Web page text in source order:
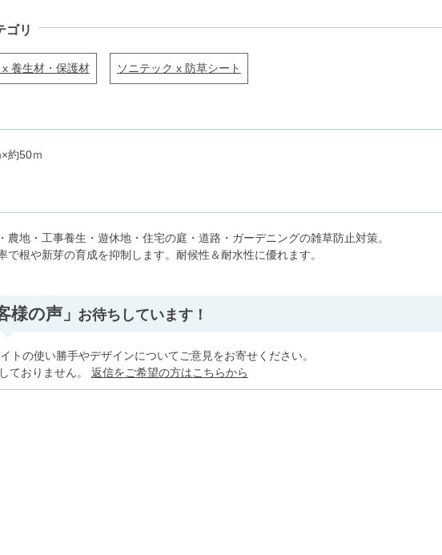
ゴリ
x 養生材・保護材 ソニテック x 防草シート
約50ｍ
地・工事養生・遊休地・住宅の庭・道路・ガーデニングの雑草防止対策。
根や新芽の育成を抑制します。耐候性＆耐水性に優れます。
様の声」お待ちしています！
トの使い勝手やデザインについてご意見をお寄せください。
ておりません。 返信をご希望の方はこちらから